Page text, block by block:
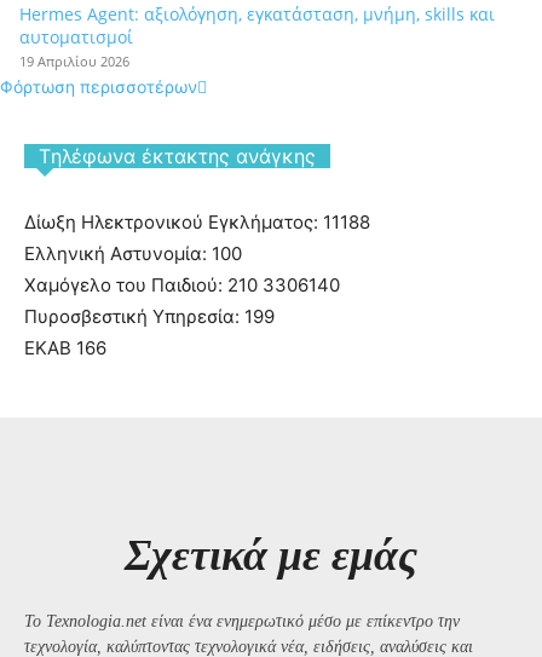
Hermes Agent: αξιολόγηση, εγκατάσταση, μνήμη, skills και
αυτοματισμοί
19 Απριλίου 2026
Φόρτωση περισσοτέρων
Tηλέφωνα έκτακτης ανάγκης
Δίωξη Ηλεκτρονικού Εγκλήματος: 11188
Ελληνική Αστυνομία: 100
Χαμόγελο του Παιδιού: 210 3306140
Πυροσβεστική Υπηρεσία: 199
ΕΚΑΒ 166
Σχετικά με εμάς
Το Texnologia.net είναι ένα ενημερωτικό μέσο με επίκεντρο την
τεχνολογία, καλύπτοντας τεχνολογικά νέα, ειδήσεις, αναλύσεις και